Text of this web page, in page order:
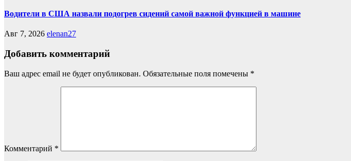
Водители в США назвали подогрев сидений самой важной функцией в машине
Авг 7, 2026 elenan27
Добавить комментарий
Ваш адрес email не будет опубликован. Обязательные поля помечены *
Комментарий *